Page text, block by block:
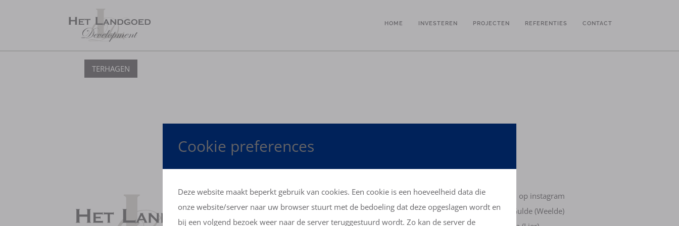
HOME INVESTEREN PROJECTEN REFERENTIES CONTACT
TERHAGEN
Het Landgoed Development nv
Prins Boudewijnlaan 116 • 2610 Wilrijk •
Volg onze werven op instagram
Verkaveling Het Gulde (Weelde)
Cookie preferences
Deze website maakt beperkt gebruik van cookies. Een cookie is een hoeveelheid data die
onze website/server naar uw browser stuurt met de bedoeling dat deze opgeslagen wordt en
bij een volgend bezoek weer naar de server teruggestuurd wordt. Zo kan de server de